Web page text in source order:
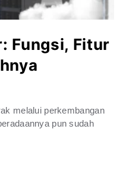
Fungsi, Fitur
melalui perkembangan
pun sudah